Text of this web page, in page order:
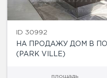
ID 30992
НА ПРОДАЖУ ДОМ В
(PARK VILLE)
площадь